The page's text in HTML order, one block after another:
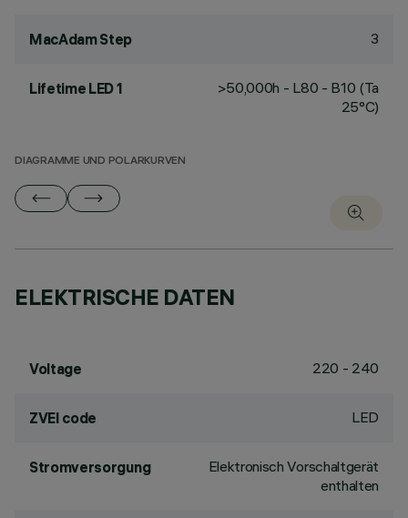
MacAdam Step 3
Lifetime LED 1
>50,000h - L80 - B10 (Ta
25°C)
DIAGRAMME UND POLARKURVEN
ELEKTRISCHE DATEN
Voltage 220 - 240
ZVEI code LED
Stromversorgung
Elektronisch Vorschaltgerät
enthalten